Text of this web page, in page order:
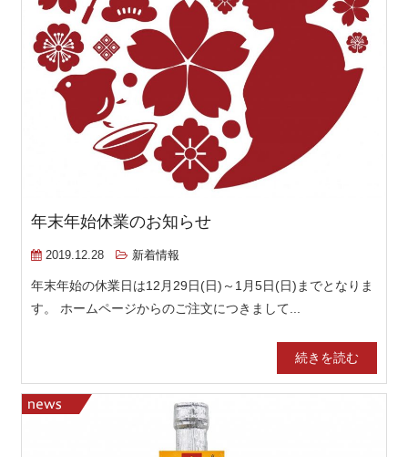
年末年始休業のお知らせ
2019.12.28 新着情報
年末年始の休業日は12月29日(日)～1月5日(日)までとなりま
す。 ホームページからのご注文につきまして...
続きを読む